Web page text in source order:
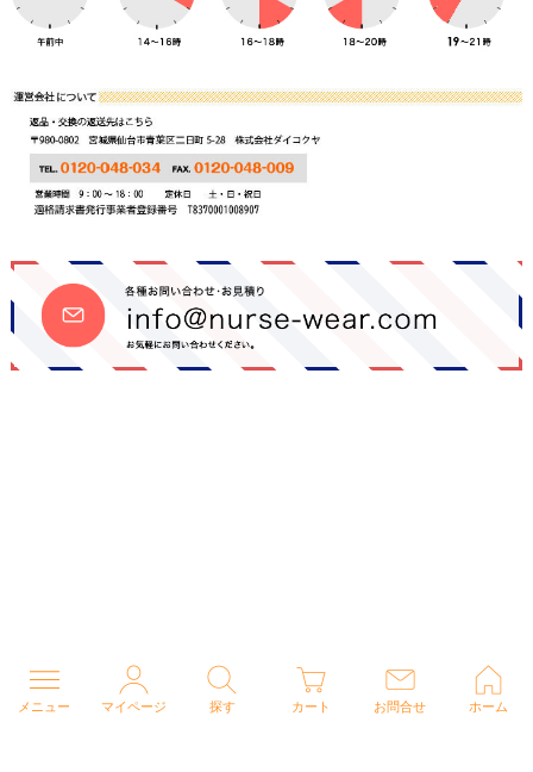
メニュー マイページ 探す カート お問合せ ホーム